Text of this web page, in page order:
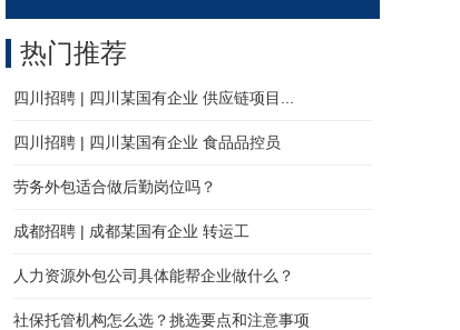
四川招聘 | 四川某国有企业 供应链项目...
四川招聘 | 四川某国有企业 食品品控员
劳务外包适合做后勤岗位吗？
成都招聘 | 成都某国有企业 转运工
人力资源外包公司具体能帮企业做什么？
社保托管机构怎么选？挑选要点和注意事项
热门推荐